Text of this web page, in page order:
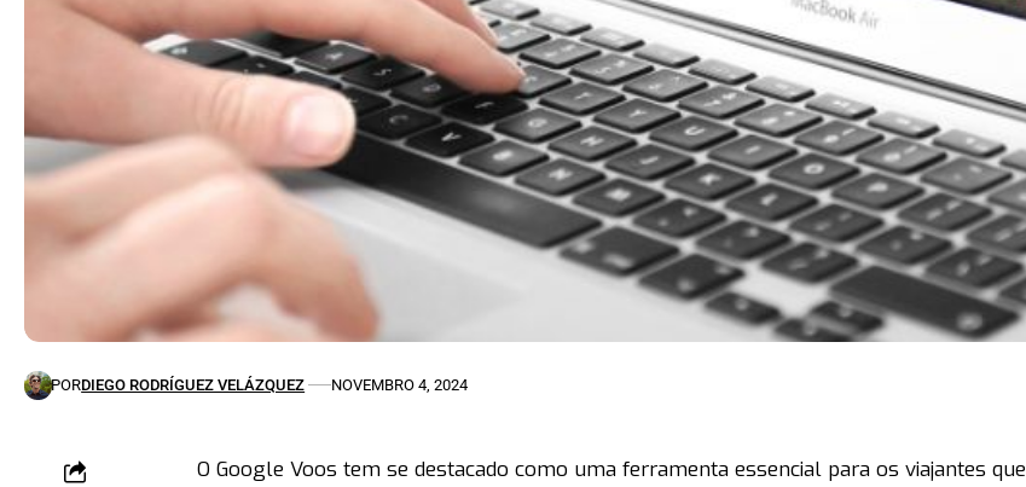
PORDIEGO RODRÍGUEZ VELÁZQUEZ NOVEMBRO 4, 2024
O Google Voos tem se destacado como uma ferramenta essencial para os viajantes que